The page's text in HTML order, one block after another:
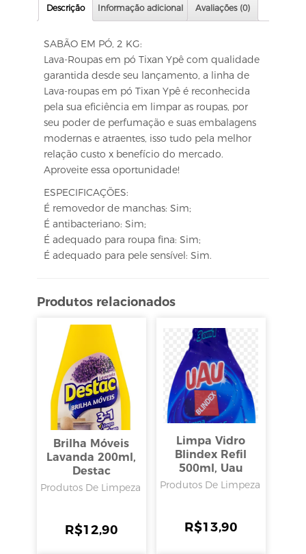
Descrição Informação adicional Avaliações (0)
SABÃO EM PÓ, 2 KG:
Lava-Roupas em pó Tixan Ypê com qualidade
garantida desde seu lançamento, a linha de
Lava-roupas em pó Tixan Ypê é reconhecida
pela sua eficiência em limpar as roupas, por
seu poder de perfumação e suas embalagens
modernas e atraentes, isso tudo pela melhor
relação custo x benefício do mercado.
Aproveite essa oportunidade!
ESPECIFICAÇÕES:
É removedor de manchas: Sim;
É antibacteriano: Sim;
É adequado para roupa fina: Sim;
É adequado para pele sensível: Sim.
Produtos relacionados
Brilha Móveis
Lavanda 200ml,
Destac
Produtos De Limpeza
R$12,90
Limpa Vidro
Blindex Refil
500ml, Uau
Produtos De Limpeza
R$13,90